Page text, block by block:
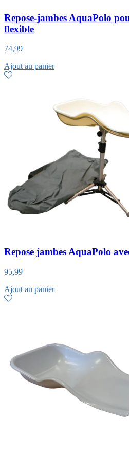
Repose-jambes AquaPolo
flexible
74,99
Ajout au panier
Repose jambes AquaPolo
95,99
Ajout au panier